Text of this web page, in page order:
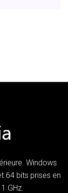
Windows
64 bits prises en
GHz.